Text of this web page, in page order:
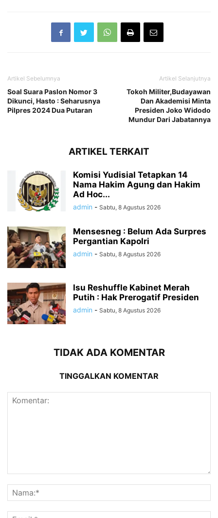
Artikel Sebelumnya
Soal Suara Paslon Nomor 3
Dikunci, Hasto : Seharusnya
Pilpres 2024 Dua Putaran
Artikel Selanjutnya
Tokoh Militer,Budayawan
Dan Akademisi Minta
Presiden Joko Widodo
Mundur Dari Jabatannya
ARTIKEL TERKAIT
Komisi Yudisial Tetapkan 14
Nama Hakim Agung dan Hakim
Ad Hoc...
admin - Sabtu, 8 Agustus 2026
Mensesneg : Belum Ada Surpres
Pergantian Kapolri
admin - Sabtu, 8 Agustus 2026
Isu Reshuffle Kabinet Merah
Putih : Hak Prerogatif Presiden
admin - Sabtu, 8 Agustus 2026
TIDAK ADA KOMENTAR
TINGGALKAN KOMENTAR